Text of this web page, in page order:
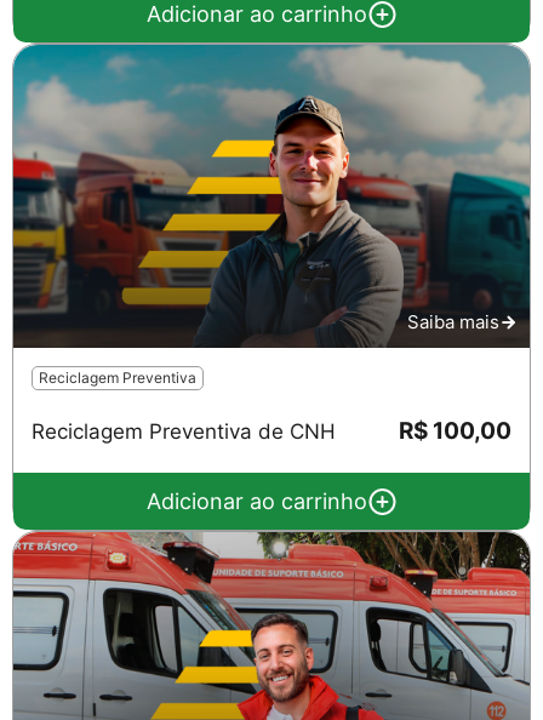
Adicionar ao carrinho
Saiba mais
Reciclagem Preventiva
Reciclagem Preventiva de CNH R$ 100,00
Adicionar ao carrinho